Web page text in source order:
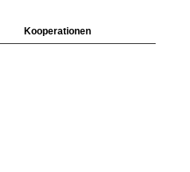
Kooperationen